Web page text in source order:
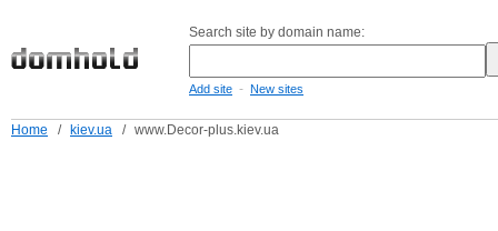
Search site by domain name:
Add site - New sites
Home / kiev.ua / www.Decor-plus.kiev.ua